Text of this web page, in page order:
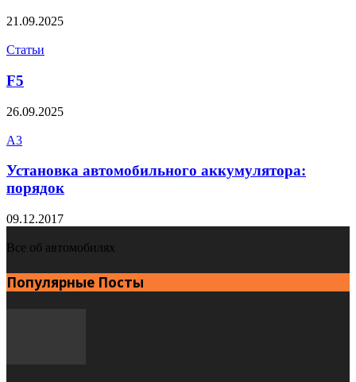
21.09.2025
Статьи
F5
26.09.2025
A3
Установка автомобильного аккумулятора:
порядок
09.12.2017
Все об автомобилях
Популярные Посты